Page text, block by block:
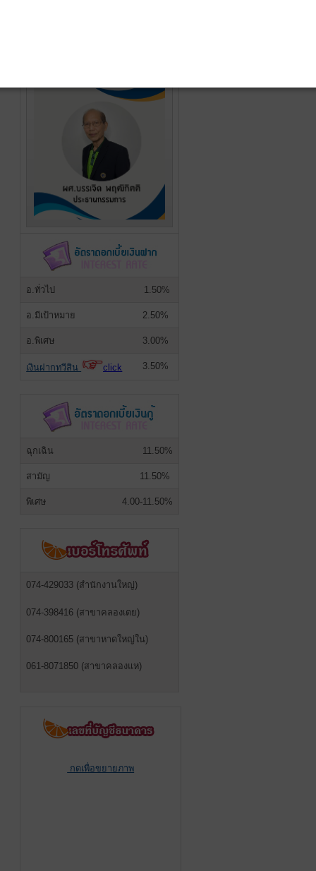
อ.ทั่วไป 1.50%
อ.มีเป้าหมาย 2.50%
อ.พิเศษ 3.00%
เงินฝากทวีสิน click 3.50%
ฉุกเฉิน 11.50%
สามัญ 11.50%
พิเศษ 4.00-11.50%
074-429033 (สำนักงานใหญ่)
074-398416 (สาขาคลองเตย)
074-800165 (สาขาหาดใหญ่ใน)
061-8071850 (สาขาคลองแห)
กดเพื่อขยายภาพ